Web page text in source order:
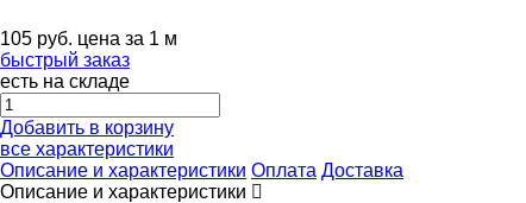
105 руб. цена за 1 м
быстрый заказ
есть на складе
Добавить в корзину
все характеристики
Описание и характеристики Оплата Доставка
Описание и характеристики